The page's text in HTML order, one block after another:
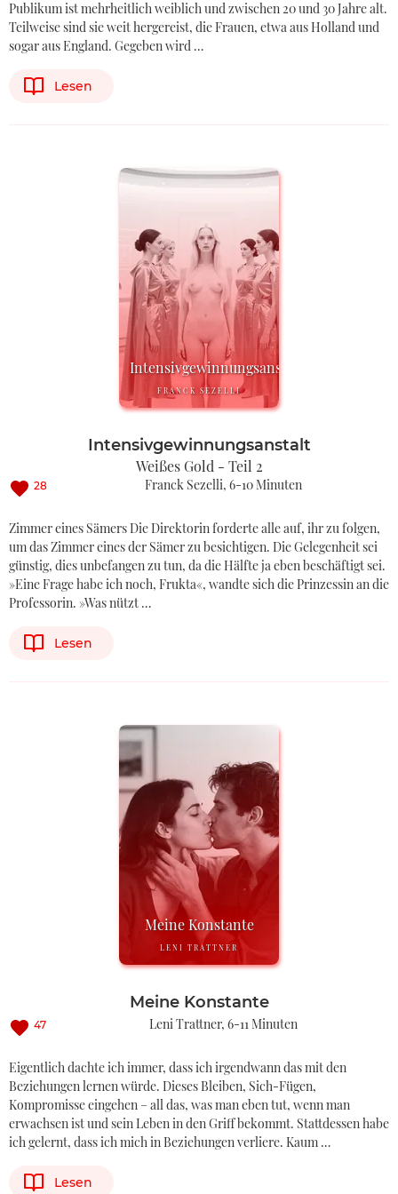
Publikum ist mehrheitlich weiblich und zwischen 20 und 30 Jahre alt.
Teilweise sind sie weit hergereist, die Frauen, etwa aus Holland und
sogar aus England. Gegeben wird …
Lesen
Intensivgewinnungsanstalt
FRANCK SEZELLI
Intensivgewinnungsanstalt
Weißes Gold - Teil 2
28 Franck Sezelli 6-10 Minuten
Zimmer eines Sämers Die Direktorin forderte alle auf, ihr zu folgen,
um das Zimmer eines der Sämer zu besichtigen. Die Gelegenheit sei
günstig, dies unbefangen zu tun, da die Hälfte ja eben beschäftigt sei.
»Eine Frage habe ich noch, Frukta«, wandte sich die Prinzessin an die
Professorin. »Was nützt …
Lesen
Meine Konstante
LENI TRATTNER
Meine Konstante
47 Leni Trattner 6-11 Minuten
Eigentlich dachte ich immer, dass ich irgendwann das mit den
Beziehungen lernen würde. Dieses Bleiben, Sich-Fügen,
Kompromisse eingehen – all das, was man eben tut, wenn man
erwachsen ist und sein Leben in den Griff bekommt. Stattdessen habe
ich gelernt, dass ich mich in Beziehungen verliere. Kaum …
Lesen